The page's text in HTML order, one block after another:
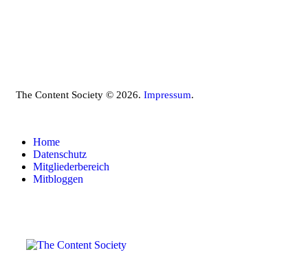
The Content Society © 2026. Impressum.
Home
Datenschutz
Mitgliederbereich
Mitbloggen